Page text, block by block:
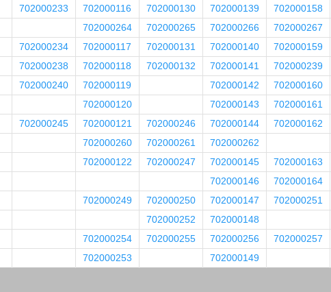
702000233 702000116 702000130 702000139 702000158
702000264 702000265 702000266 702000267
702000234 702000117 702000131 702000140 702000159
702000238 702000118 702000132 702000141 702000239
702000240 702000119 702000142 702000160
702000120 702000143 702000161
702000245 702000121 702000246 702000144 702000162
702000260 702000261 702000262
702000122 702000247 702000145 702000163
702000146 702000164
702000249 702000250 702000147 702000251
702000252 702000148
702000254 702000255 702000256 702000257
702000253 702000149